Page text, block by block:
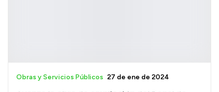
Obras y Servicios Públicos 27 de ene de 2024